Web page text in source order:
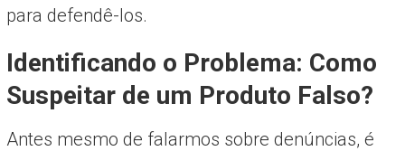
para defendê-los.
Identificando o Problema: Como
Suspeitar de um Produto Falso?
Antes mesmo de falarmos sobre denúncias, é